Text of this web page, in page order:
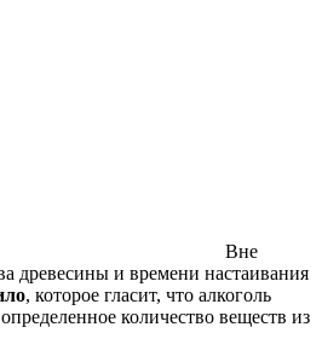
Вне
древесины и времени настаивания
, которое гласит, что алкоголь
количество веществ из